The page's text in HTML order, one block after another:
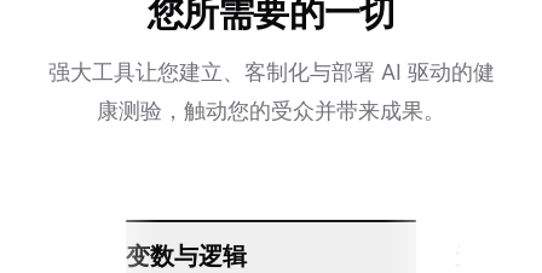
您所需要的一切
强大工具让您建立、客制化与部署 AI 驱动的健
康测验，触动您的受众并带来成果。
变数与逻辑